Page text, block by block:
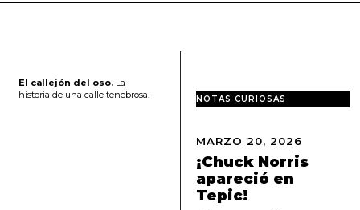
El callejón del oso.La
historia de una calle tenebrosa.
NOTAS CURIOSAS
MARZO 20, 2026
R
¡Chuck Norris
apareció en
Tepic!